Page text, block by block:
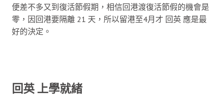
便差不多又到復活節假期，相信回港渡復活節假的機會是
零，因回港要隔離 21 天，所以留港至4月才 回英 應是最
好的決定。
回英 上學就緒